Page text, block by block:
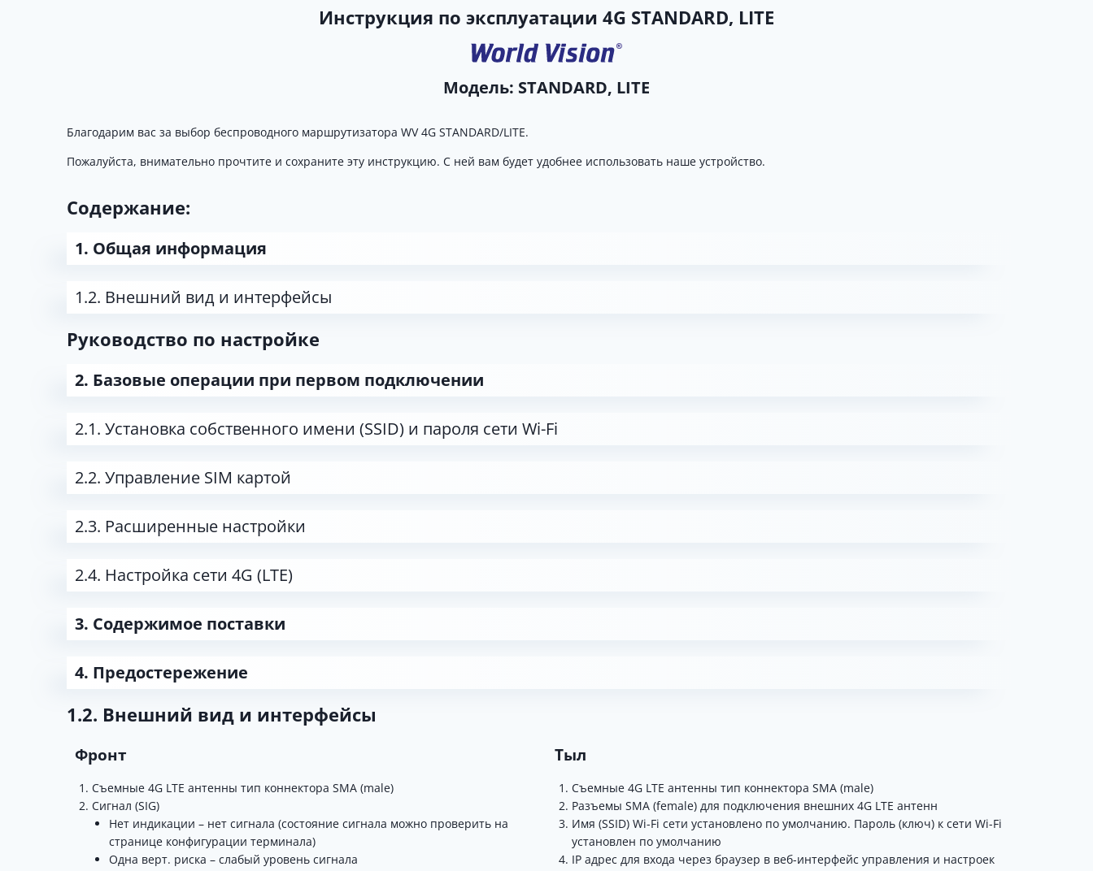
Инструкция по эксплуатации 4G STANDARD, LITE
Модель: STANDARD, LITE
Благодарим вас за выбор беспроводного маршрутизатора WV 4G STANDARD/LITE.
Пожалуйста, внимательно прочтите и сохраните эту инструкцию. С ней вам будет удобнее использовать наше устройство.
Содержание:
1. Общая информация
1.2. Внешний вид и интерфейсы
Руководство по настройке
2. Базовые операции при первом подключении
2.1. Установка собственного имени (SSID) и пароля сети Wi-Fi
2.2. Управление SIM картой
2.3. Расширенные настройки
2.4. Настройка сети 4G (LTE)
3. Содержимое поставки
4. Предостережение
1.2. Внешний вид и интерфейсы
Фронт
Съемные 4G LTE антенны тип коннектора SMA (male)
Сигнал (SIG)
Нет индикации – нет сигнала (состояние сигнала можно проверить на
странице конфигурации терминала)
Одна верт. риска – слабый уровень сигнала
Тыл
Съемные 4G LTE антенны тип коннектора SMA (male)
Разъемы SMA (female) для подключения внешних 4G LTE антенн
Имя (SSID) Wi-Fi сети установлено по умолчанию. Пароль (ключ) к сети Wi-Fi
установлен по умолчанию
IP адрес для входа через браузер в веб-интерфейс управления и настроек